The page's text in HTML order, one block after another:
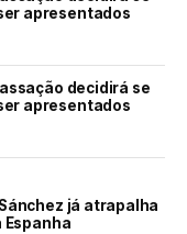
apresentados
decidirá se
apresentados
já atrapalha